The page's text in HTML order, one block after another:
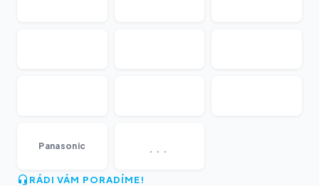
Panasonic ...
RÁDI VÁM PORADÍME!